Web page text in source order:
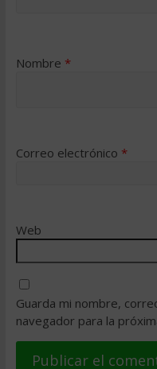
Nombre *
Correo electrónico *
Web
Guarda mi nombre,
navegador para la